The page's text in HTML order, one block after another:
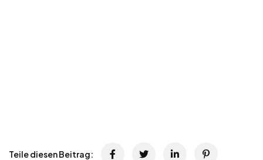
Teile diesen Beitrag: